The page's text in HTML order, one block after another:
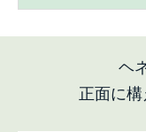
ヘ
正面に